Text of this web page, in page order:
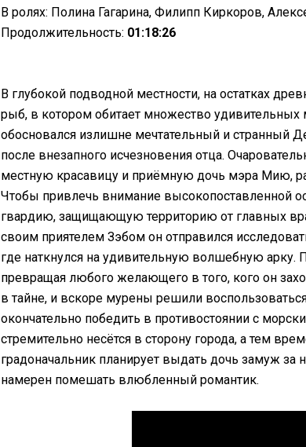
В ролях: Полина Гагарина, Филипп Киркоров,
Продолжительность: 01:18:26
В глубокой подводной местности, на остатках
рыб, в котором обитает множество удивительных
обосновался излишне мечтательный и странный
после внезапного исчезновения отца.
местную красавицу и приёмную дочь мэра Мию,
Чтобы привлечь внимание высокопоставленной
гвардию, защищающую территорию от главных
своим приятелем Зэбом он отправился
где наткнулся на удивительную волшебную арку.
превращая любого желающего в того, кого он
в тайне, и вскоре мурены решили
окончательно победить в противостоянии с
стремительно несётся в сторону города, а тем
градоначальник планирует выдать дочь замуж за
намерен помешать влюбленный романтик.